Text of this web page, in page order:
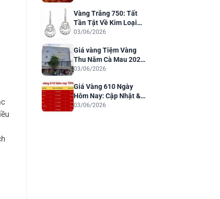
Vàng Trắng 750: Tất
Tần Tật Về Kim Loại
Quý Cho Trang Sức
03/06/2026
Giá vàng Tiệm Vàng
Thu Năm Cà Mau 2026:
Cập Nhật & Phân Tích
03/06/2026
Giá Vàng 610 Ngày
Hôm Nay: Cập Nhật &
Dự Báo 2026
03/06/2026